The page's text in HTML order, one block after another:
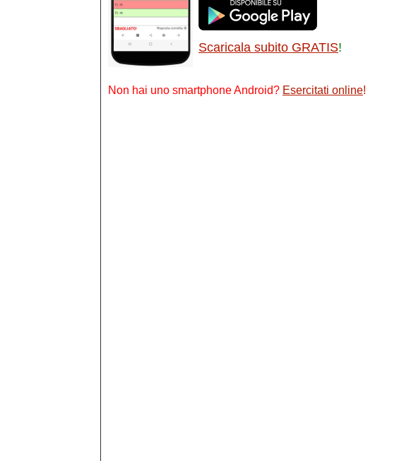
Scaricala subito GRATIS!
Non hai uno smartphone Android? Esercitati online!